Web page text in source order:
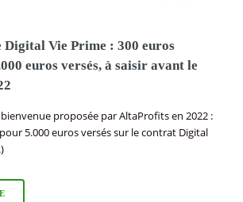
Digital Vie Prime : 300 euros
euros versés, à saisir avant le
proposée par AltaProfits en 2022 :
5.000 euros versés sur le contrat Digital